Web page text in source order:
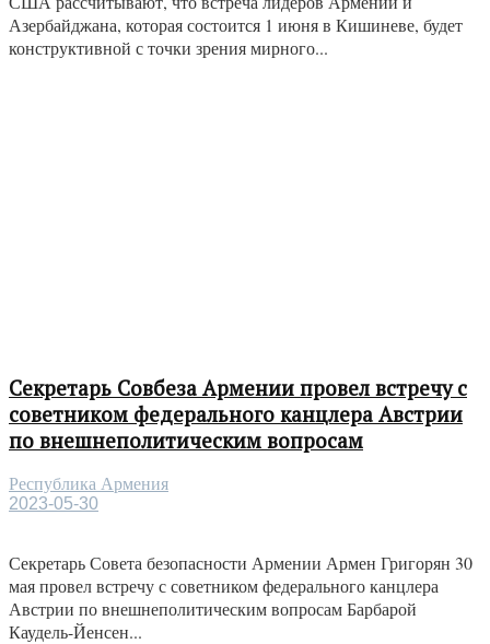
Азербайджана, которая состоится 1 июня в Кишиневе, будет
конструктивной с точки зрения мирного...
Секретарь Совбеза Армении провел встречу с
советником федерального канцлера Австрии
по внешнеполитическим вопросам
Республика Армения
2023-05-30
Секретарь Совета безопасности Армении Армен Григорян 30
мая провел встречу с советником федерального канцлера
Австрии по внешнеполитическим вопросам Барбарой
Каудель-Йенсен...